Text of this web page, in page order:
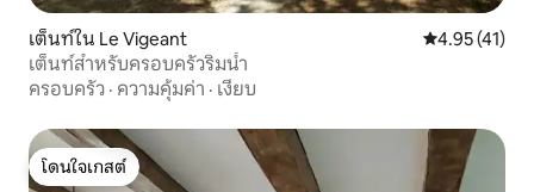
เต็นท์ใน Le Vigeant คะแนนเฉลี่ย
4.95 (41)
เต็นท์สำหรับครอบครัวริมน้ำ
ครอบครัว · ความคุ้มค่า · เงียบ
โดนใจเกสต์
โดนใจเกสต์